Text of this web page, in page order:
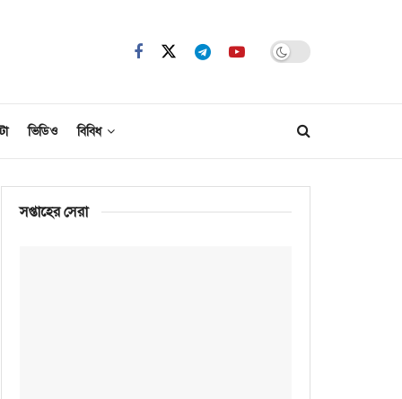
ভিডিও বিবিধ
সপ্তাহের সেরা